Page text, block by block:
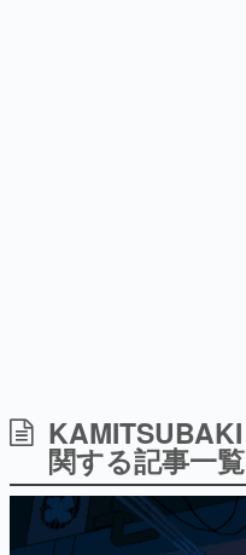
ルを網羅するほ
解説を掲載。約
若ゲのいた
『うつヌケ』『
一先生によるゲ